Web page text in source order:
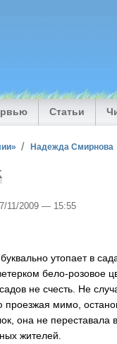
Статьи
Надежда Смирнова
11/2009 — 15:55
утопает в
бело-
не счесть. Не
мимо,
она не
жителей.